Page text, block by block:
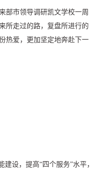
部市领导调研凯文学校一周
所走过的路，复盘所进行的
热爱，更加坚定地奔赴下一
设，提高“四个服务”水平，